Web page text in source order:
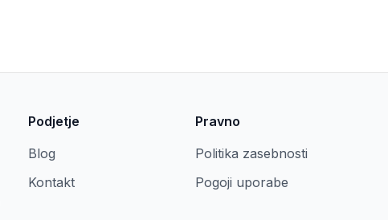
Podjetje
Blog
Kontakt
Pravno
Politika zasebnosti
Pogoji uporabe